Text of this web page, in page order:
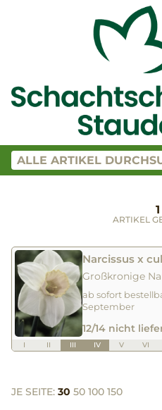
1
ARTIKEL
Narcissus x
Großkronige
ab sofort
September
12/14 nicht
I II III IV V VI
JE SEITE: 30 50 100 150